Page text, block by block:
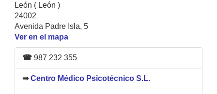
León ( León )
24002
Avenida Padre Isla, 5
Ver en el mapa
☎ 987 232 355
➡ Centro Médico Psicotécnico S.L.